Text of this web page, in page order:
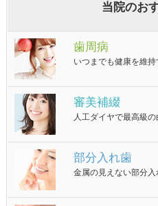
当院のお
歯周病
いつまでも健康を維
審美補綴
人工ダイヤで最高級
部分入れ歯
金属の見えない部分入